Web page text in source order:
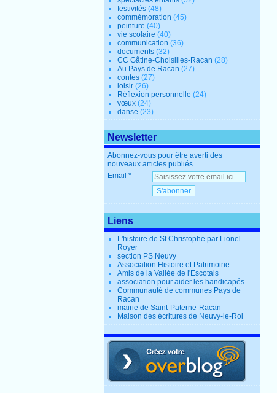
festivités (48)
commémoration (45)
peinture (40)
vie scolaire (40)
communication (36)
documents (32)
CC Gâtine-Choisilles-Racan (28)
Au Pays de Racan (27)
contes (27)
loisir (26)
Réflexion personnelle (24)
vœux (24)
danse (23)
Newsletter
Abonnez-vous pour être averti des
nouveaux articles publiés.
Email
Liens
L'histoire de St Christophe par Lionel
Royer
section PS Neuvy
Association Histoire et Patrimoine
Amis de la Vallée de l'Escotais
association pour aider les handicapés
Communauté de communes Pays de
Racan
mairie de Saint-Paterne-Racan
Maison des écritures de Neuvy-le-Roi